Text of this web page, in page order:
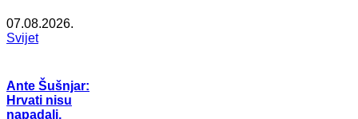
07.08.2026.
Svijet
Ante Šušnjar:
Hrvati nisu
napadali,